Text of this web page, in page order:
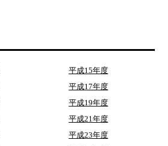
平成15年度
平成17年度
平成19年度
平成21年度
平成23年度